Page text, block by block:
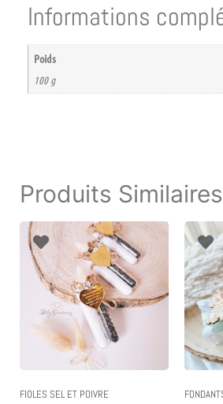
Informations
Poids
100 g
Produits Similaires
FIOLES SEL ET POIVRE